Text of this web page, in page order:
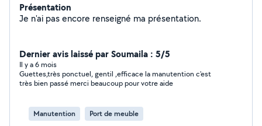
Présentation
Je n'ai pas encore renseigné ma présentation.
Dernier avis laissé par Soumaila : 5/5
Il y a 6 mois
Guettes,très ponctuel, gentil ,efficace la manutention c'est
très bien passé merci beaucoup pour votre aide
Manutention Port de meuble